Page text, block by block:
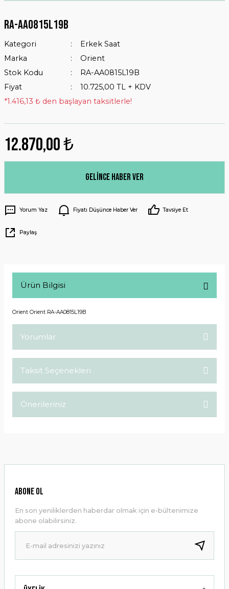
Ra-aa0815l19b
Kategori
Erkek Saat
Marka
Orient
Stok Kodu
RA-AA0815L19B
Fiyat
10.725,00 TL + KDV
*1.416,13 ₺ den başlayan taksitlerle!
12.870,00 ₺
Gelince Haber Ver
Yorum Yaz Fiyatı Düşünce Haber Ver Tavsiye Et
Paylaş
Ürün Bilgisi
Orient Orient RA-AA0815L19B
Yorumlar
Taksit Seçenekleri
Önerileriniz
Ürün resmi kalitesiz, bozuk veya görüntülenemiyor.
Ürün bilgilerinde hatalar bulunuyor.
Ürün fiyatı diğer sitelerden daha pahalı.
Bu ürüne benzer farklı alternatifler olmalı.
ABONE OL
En son yeniliklerden haberdar olmak için e-bültenimize
abone olabilirsiniz.